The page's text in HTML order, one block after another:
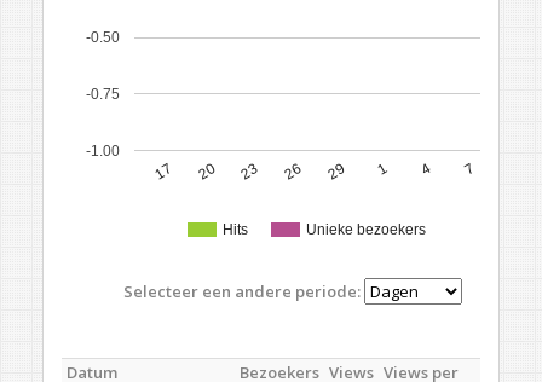
Hits Unieke bezoekers
7
4
1
29
26
23
20
17
-1.00
-0.75
-0.50
Selecteer een andere periode:
Datum Bezoekers Views Views per